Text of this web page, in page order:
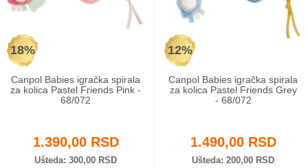
Igračke za bebe i decu
AKCIJA
Call Centar
18%
Canpol Babies igračka spirala
za kolica Pastel Friends Pink -
68/072
1.390,00 RSD
Ušteda 300,00 RSD
12%
Canpol Babies igračka spirala
za kolica Pastel Friends Grey
- 68/072
1.490,00 RSD
Ušteda 200,00 RSD